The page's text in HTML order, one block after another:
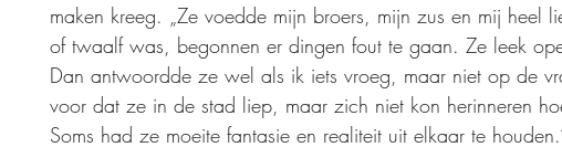
maken kreeg. „Ze voedde mijn broers, mijn zus en mij heel
of twaalf was, begonnen er dingen fout te gaan. Ze leek
Dan antwoordde ze wel als ik iets vroeg, maar niet op de
voor dat ze in de stad liep, maar zich niet kon herinneren
Soms had ze moeite fantasie en realiteit uit elkaar te